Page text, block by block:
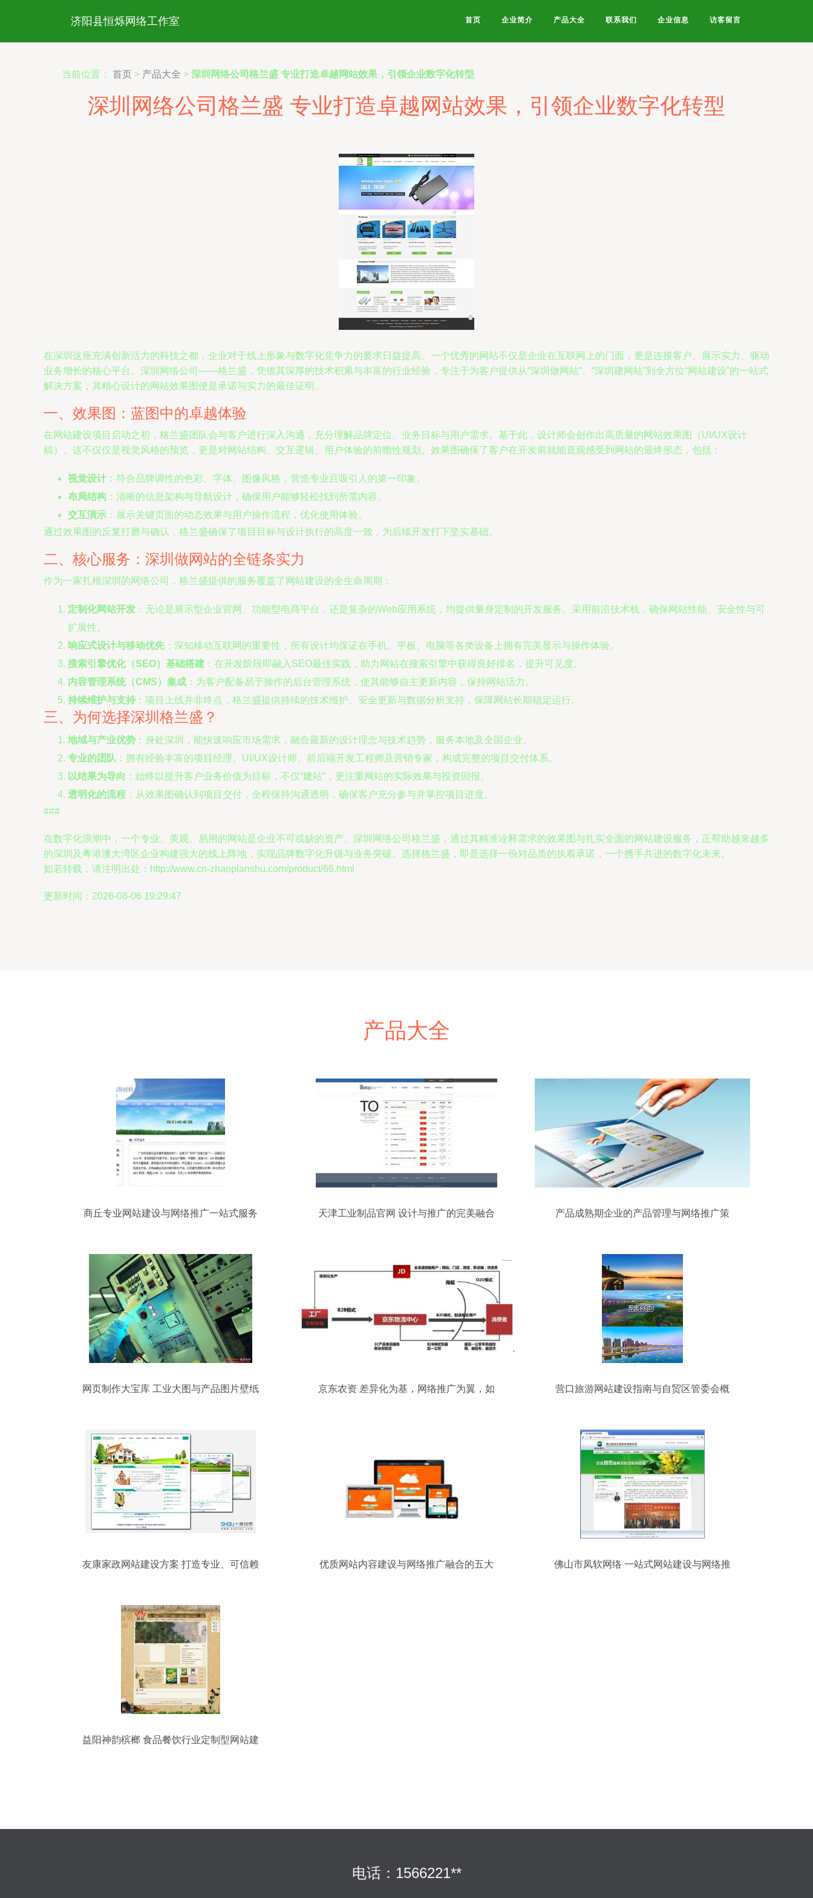
济阳县恒烁网络工作室 首页 企业简介 产品大全 联系我们 企业信息 访客留言
当前位置： 首页 > 产品大全 > 深圳网络公司格兰盛 专业打造卓越网站效果，引领企业数字化转型
深圳网络公司格兰盛 专业打造卓越网站效果，引领企业数字化转型
在深圳这座充满创新活力的科技之都，企业对于线上形象与数字化竞争力的要求日益提高。一个优秀的网站不仅是企业在互联网上的门面，更是连接客户、展示实力、驱动
业务增长的核心平台。深圳网络公司——格兰盛，凭借其深厚的技术积累与丰富的行业经验，专注于为客户提供从“深圳做网站”、“深圳建网站”到全方位“网站建设”的一站式
解决方案，其精心设计的网站效果图便是承诺与实力的最佳证明。
一、效果图：蓝图中的卓越体验
在网站建设项目启动之初，格兰盛团队会与客户进行深入沟通，充分理解品牌定位、业务目标与用户需求。基于此，设计师会创作出高质量的网站效果图（UI/UX设计
稿）。这不仅仅是视觉风格的预览，更是对网站结构、交互逻辑、用户体验的前瞻性规划。效果图确保了客户在开发前就能直观感受到网站的最终形态，包括：
视觉设计 ：符合品牌调性的色彩、字体、图像风格，营造专业且吸引人的第一印象。
布局结构 ：清晰的信息架构与导航设计，确保用户能够轻松找到所需内容。
交互演示 ：展示关键页面的动态效果与用户操作流程，优化使用体验。
通过效果图的反复打磨与确认，格兰盛确保了项目目标与设计执行的高度一致，为后续开发打下坚实基础。
二、核心服务：深圳做网站的全链条实力
作为一家扎根深圳的网络公司，格兰盛提供的服务覆盖了网站建设的全生命周期：
定制化网站开发 ：无论是展示型企业官网、功能型电商平台，还是复杂的Web应用系统，均提供量身定制的开发服务。采用前沿技术栈，确保网站性能、安全性与可
扩展性。
响应式设计与移动优先 ：深知移动互联网的重要性，所有设计均保证在手机、平板、电脑等各类设备上拥有完美显示与操作体验。
搜索引擎优化（SEO）基础搭建 ：在开发阶段即融入SEO最佳实践，助力网站在搜索引擎中获得良好排名，提升可见度。
内容管理系统（CMS）集成 ：为客户配备易于操作的后台管理系统，使其能够自主更新内容，保持网站活力。
持续维护与支持 ：项目上线并非终点，格兰盛提供持续的技术维护、安全更新与数据分析支持，保障网站长期稳定运行。
三、为何选择深圳格兰盛？
地域与产业优势 ：身处深圳，能快速响应市场需求，融合最新的设计理念与技术趋势，服务本地及全国企业。
专业的团队 ：拥有经验丰富的项目经理、UI/UX设计师、前后端开发工程师及营销专家，构成完整的项目交付体系。
以结果为导向 ：始终以提升客户业务价值为目标，不仅“建站”，更注重网站的实际效果与投资回报。
透明化的流程 ：从效果图确认到项目交付，全程保持沟通透明，确保客户充分参与并掌控项目进度。
###
在数字化浪潮中，一个专业、美观、易用的网站是企业不可或缺的资产。深圳网络公司格兰盛，通过其精准诠释需求的效果图与扎实全面的网站建设服务，正帮助越来越多
的深圳及粤港澳大湾区企业构建强大的线上阵地，实现品牌数字化升级与业务突破。选择格兰盛，即是选择一份对品质的执着承诺，一个携手共进的数字化未来。
如若转载，请注明出处：http://www.cn-zhaopianshu.com/product/66.html
更新时间：2026-08-06 19:29:47
产品大全
商丘专业网站建设与网络推广一站式服务
天津工业制品官网 设计与推广的完美融合
产品成熟期企业的产品管理与网络推广策
网页制作大宝库 工业大图与产品图片壁纸
京东农资 差异化为基，网络推广为翼，如
营口旅游网站建设指南与自贸区管委会概
友康家政网站建设方案 打造专业、可信赖
优质网站内容建设与网络推广融合的五大
佛山市凤软网络 一站式网站建设与网络推
益阳神韵槟榔 食品餐饮行业定制型网站建
电话：1566221**